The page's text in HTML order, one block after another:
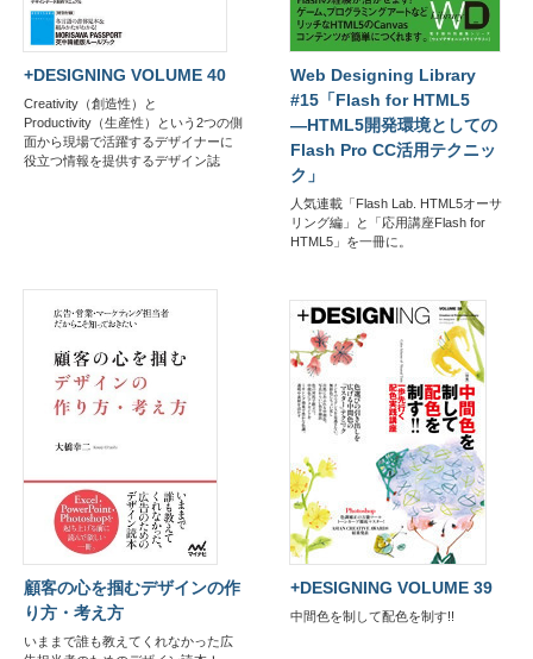
+DESIGNING VOLUME 40
Creativity（創造性）と
Productivity（生産性）という2つの側
面から現場で活躍するデザイナーに
役立つ情報を提供するデザイン誌
Web Designing Library
#15「Flash for HTML5
―HTML5開発環境としての
Flash Pro CC活用テクニッ
ク」
人気連載「Flash Lab. HTML5オーサ
リング編」と「応用講座Flash for
HTML5」を一冊に。
顧客の心を掴むデザインの作
り方・考え方
いままで誰も教えてくれなかった広
+DESIGNING VOLUME 39
中間色を制して配色を制す!!